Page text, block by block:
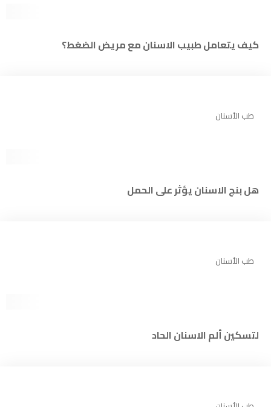
كيف يتعامل طبيب الاسنان مع مريض الضغط؟
طب الأسنان
هل بنج الاسنان يؤثر على الحمل
طب الأسنان
لتسكين ألم الاسنان الحاد